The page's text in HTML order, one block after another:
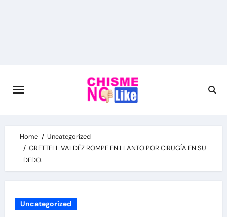
Home
Uncategorized
GRETTELL VALDÉZ ROMPE EN LLANTO POR CIRUGÍA EN SU
DEDO.
Uncategorized